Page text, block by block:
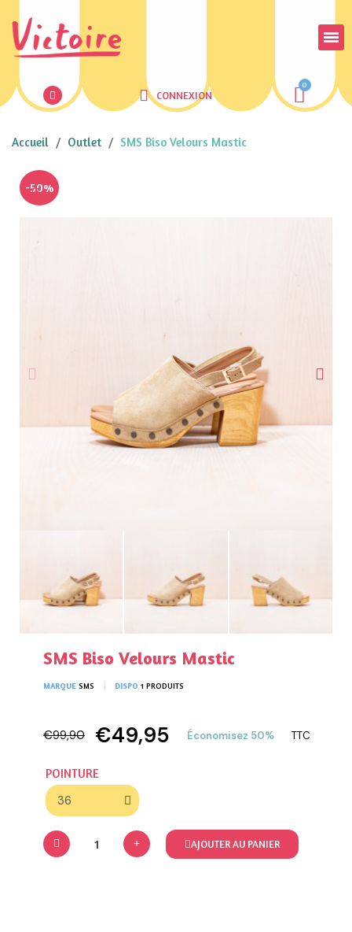
CONNEXION
Accueil Outlet SMS Biso Velours Mastic
-50%
SMS Biso Velours Mastic
MARQUE SMS DISPO 1 PRODUITS
€99,90 €49,95 Économisez 50% TTC
POINTURE
AJOUTER AU PANIER